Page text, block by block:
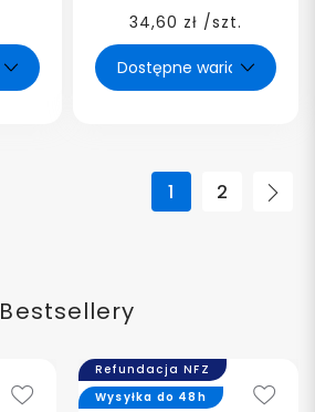
34,60 zł /szt.
1 2
Bestsellery
Refundacja NFZ
Wysyłka do 48h